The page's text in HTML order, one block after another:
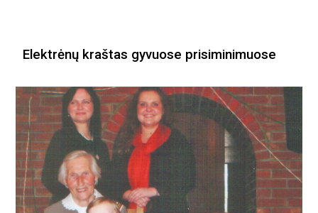
Elektrėnų kraštas gyvuose prisiminimuose